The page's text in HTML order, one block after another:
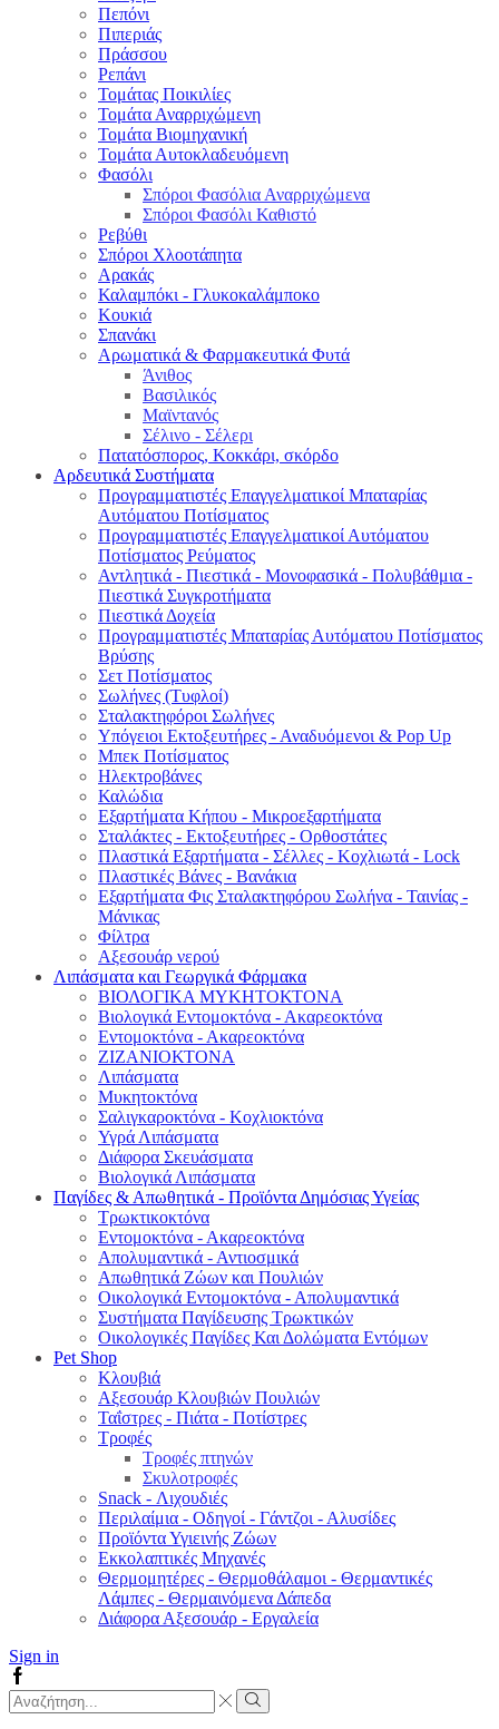
Πεπόνι
Πιπεριάς
Πράσσου
Ρεπάνι
Τομάτας Ποικιλίες
Τομάτα Αναρριχώμενη
Τομάτα Βιομηχανική
Τομάτα Αυτοκλαδευόμενη
Φασόλι
Σπόροι Φασόλια Αναρριχώμενα
Σπόροι Φασόλι Καθιστό
Ρεβύθι
Σπόροι Χλοοτάπητα
Αρακάς
Καλαμπόκι - Γλυκοκαλάμποκο
Κουκιά
Σπανάκι
Αρωματικά & Φαρμακευτικά Φυτά
Άνιθος
Βασιλικός
Μαϊντανός
Σέλινο - Σέλερι
Πατατόσπορος, Κοκκάρι, σκόρδο
Αρδευτικά Συστήματα
Προγραμματιστές Επαγγελματικοί Μπαταρίας
Αυτόματου Ποτίσματος
Προγραμματιστές Επαγγελματικοί Αυτόματου
Ποτίσματος Ρεύματος
Αντλητικά - Πιεστικά - Μονοφασικά - Πολυβάθμια -
Πιεστικά Συγκροτήματα
Πιεστικά Δοχεία
Προγραμματιστές Μπαταρίας Αυτόματου Ποτίσματος
Βρύσης
Σετ Ποτίσματος
Σωλήνες (Τυφλοί)
Σταλακτηφόροι Σωλήνες
Υπόγειοι Εκτοξευτήρες - Αναδυόμενοι & Pop Up
Μπεκ Ποτίσματος
Ηλεκτροβάνες
Καλώδια
Εξαρτήματα Κήπου - Μικροεξαρτήματα
Σταλάκτες - Εκτοξευτήρες - Ορθοστάτες
Πλαστικά Εξαρτήματα - Σέλλες - Κοχλιωτά - Lock
Πλαστικές Βάνες - Βανάκια
Εξαρτήματα Φις Σταλακτηφόρου Σωλήνα - Ταινίας -
Μάνικας
Φίλτρα
Αξεσουάρ νερού
Λιπάσματα και Γεωργικά Φάρμακα
ΒΙΟΛΟΓΙΚΑ ΜΥΚΗΤΟΚΤΟΝΑ
Βιολογικά Εντομοκτόνα - Ακαρεοκτόνα
Εντομοκτόνα - Ακαρεοκτόνα
ΖΙΖΑΝΙΟΚΤΟΝΑ
Λιπάσματα
Μυκητοκτόνα
Σαλιγκαροκτόνα - Κοχλιοκτόνα
Υγρά Λιπάσματα
Διάφορα Σκευάσματα
Βιολογικά Λιπάσματα
Παγίδες & Απωθητικά - Προϊόντα Δημόσιας Υγείας
Τρωκτικοκτόνα
Εντομοκτόνα - Ακαρεοκτόνα
Απολυμαντικά - Αντιοσμικά
Απωθητικά Ζώων και Πουλιών
Οικολογικά Εντομοκτόνα - Απολυμαντικά
Συστήματα Παγίδευσης Τρωκτικών
Οικολογικές Παγίδες Και Δολώματα Εντόμων
Pet Shop
Κλουβιά
Αξεσουάρ Κλουβιών Πουλιών
Ταΐστρες - Πιάτα - Ποτίστρες
Τροφές
Τροφές πτηνών
Σκυλοτροφές
Snack - Λιχουδιές
Περιλαίμια - Οδηγοί - Γάντζοι - Αλυσίδες
Προϊόντα Υγιεινής Ζώων
Εκκολαπτικές Μηχανές
Θερμομητέρες - Θερμοθάλαμοι - Θερμαντικές
Λάμπες - Θερμαινόμενα Δάπεδα
Διάφορα Αξεσουάρ - Εργαλεία
Sign in
Facebook
Search
input
Search